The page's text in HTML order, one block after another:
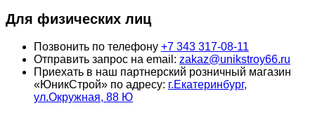
Для физических лиц
Позвонить по телефону +7 343 317-08-11
Отправить запрос на email: zakaz@unikstroy66.ru
Приехать в наш партнерский розничный магазин
«ЮникСтрой» по адресу: г.Екатеринбург,
ул.Окружная, 88 Ю